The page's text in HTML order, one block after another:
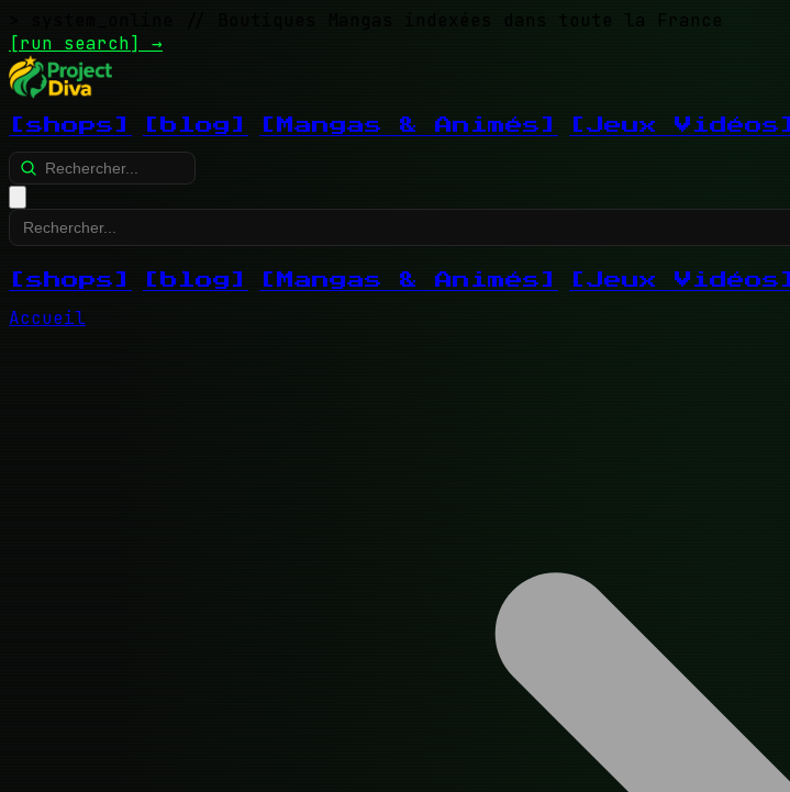
// Boutiques Mangas indexées dans toute la France
[run search] →
[shops] [blog] [Mangas & Animés] [Jeux Vidéos]
[shops] [blog] [Mangas & Animés] [Jeux Vidéos]
Accueil